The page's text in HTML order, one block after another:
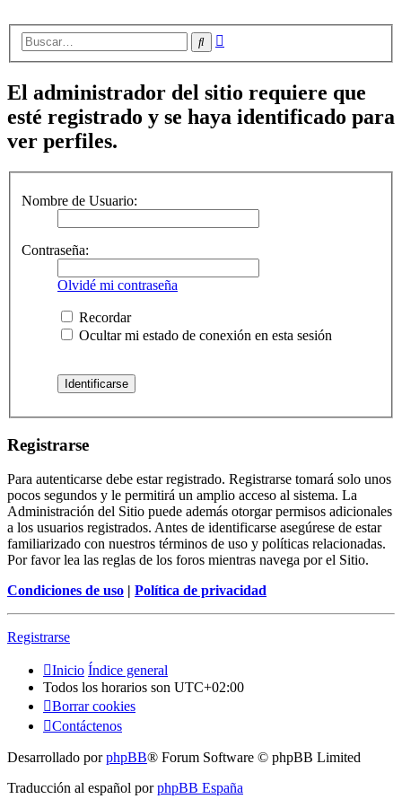
Buscar
El administrador del sitio requiere que
esté registrado y se haya identificado para
ver perfiles.
Nombre de Usuario:
Contraseña:
Olvidé mi contraseña
Recordar
Ocultar mi estado de conexión en esta sesión
Registrarse
Para autenticarse debe estar registrado. Registrarse tomará solo unos
pocos segundos y le permitirá un amplio acceso al sistema. La
Administración del Sitio puede además otorgar permisos adicionales
a los usuarios registrados. Antes de identificarse asegúrese de estar
familiarizado con nuestros términos de uso y políticas relacionadas.
Por favor lea las reglas de los foros mientras navega por el Sitio.
Condiciones de uso | Política de privacidad
Registrarse
Inicio Índice general
Todos los horarios son UTC+02:00
Borrar cookies
Contáctenos
Desarrollado porphpBB® Forum Software © phpBB Limited
Traducción al español porphpBB España